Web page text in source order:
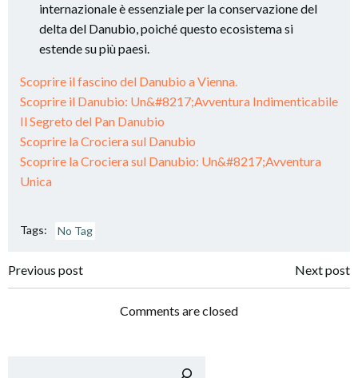
internazionale è essenziale per la conservazione del
delta del Danubio, poiché questo ecosistema si
estende su più paesi.
Scoprire il fascino del Danubio a Vienna.
Scoprire il Danubio: Un&#8217;Avventura Indimenticabile
Il Segreto del Pan Danubio
Scoprire la Crociera sul Danubio
Scoprire la Crociera sul Danubio: Un&#8217;Avventura
Unica
Tags: No Tag
Post
navigation
Previous post
navigation
Next post
Comments are closed